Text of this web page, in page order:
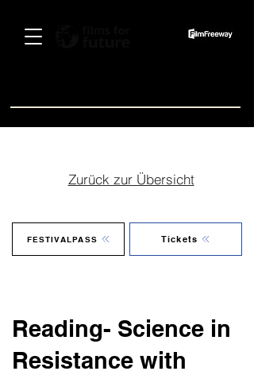
Zurück zur Übersicht
FESTIVALPASS Tickets
Reading- Science in
Resistance with